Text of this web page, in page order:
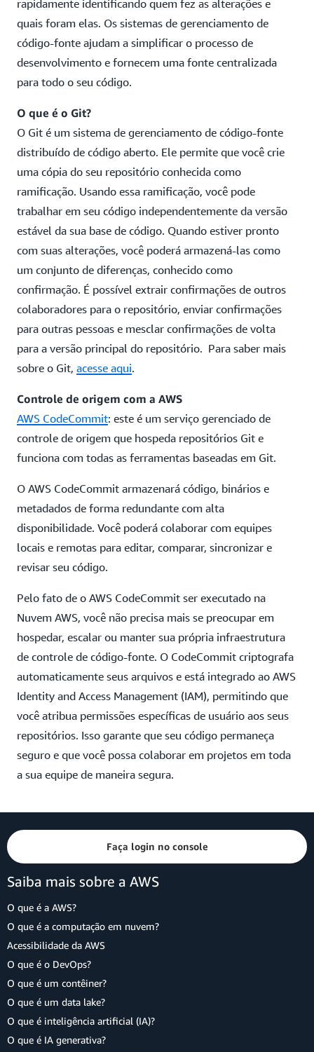
rapidamente identificando quem fez as alterações e
quais foram elas. Os sistemas de gerenciamento de
código-fonte ajudam a simplificar o processo de
desenvolvimento e fornecem uma fonte centralizada
para todo o seu código.
O que é o Git?
O Git é um sistema de gerenciamento de código-fonte
distribuído de código aberto. Ele permite que você crie
uma cópia do seu repositório conhecida como
ramificação. Usando essa ramificação, você pode
trabalhar em seu código independentemente da versão
estável da sua base de código. Quando estiver pronto
com suas alterações, você poderá armazená-las como
um conjunto de diferenças, conhecido como
confirmação. É possível extrair confirmações de outros
colaboradores para o repositório, enviar confirmações
para outras pessoas e mesclar confirmações de volta
para a versão principal do repositório. Para saber mais
sobre o Git, acesse aqui.
Controle de origem com a AWS
AWS CodeCommit: este é um serviço gerenciado de
controle de origem que hospeda repositórios Git e
funciona com todas as ferramentas baseadas em Git.
O AWS CodeCommit armazenará código, binários e
metadados de forma redundante com alta
disponibilidade. Você poderá colaborar com equipes
locais e remotas para editar, comparar, sincronizar e
revisar seu código.
Pelo fato de o AWS CodeCommit ser executado na
Nuvem AWS, você não precisa mais se preocupar em
hospedar, escalar ou manter sua própria infraestrutura
de controle de código-fonte. O CodeCommit criptografa
automaticamente seus arquivos e está integrado ao AWS
Identity and Access Management (IAM), permitindo que
você atribua permissões específicas de usuário aos seus
repositórios. Isso garante que seu código permaneça
seguro e que você possa colaborar em projetos em toda
a sua equipe de maneira segura.
Faça login no console
Saiba mais sobre a AWS
O que é a AWS?
O que é a computação em nuvem?
Acessibilidade da AWS
O que é o DevOps?
O que é um contêiner?
O que é um data lake?
O que é inteligência artificial (IA)?
O que é IA generativa?